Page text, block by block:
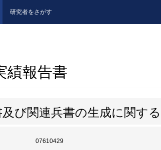
研究者をさがす
績報告書
び関連兵書の生成に関す
07610429